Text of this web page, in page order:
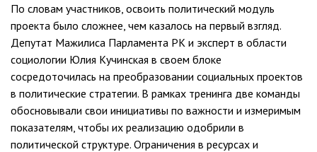
По словам участников, освоить политический модуль
проекта было сложнее, чем казалось на первый взгляд.
Депутат Мажилиса Парламента РК и эксперт в области
социологии Юлия Кучинская в своем блоке
сосредоточилась на преобразовании социальных проектов
в политические стратегии. В рамках тренинга две команды
обосновывали свои инициативы по важности и измеримым
показателям, чтобы их реализацию одобрили в
политической структуре. Ограничения в ресурсах и